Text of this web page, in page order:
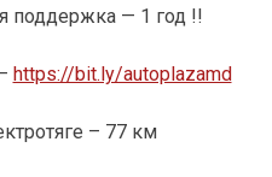
поддержка — 1 год !!
https://bit.ly/autoplazamd
– 77 км